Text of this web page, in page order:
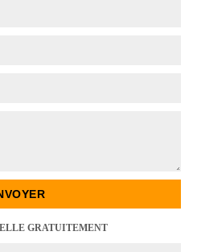
GRATUITEMENT